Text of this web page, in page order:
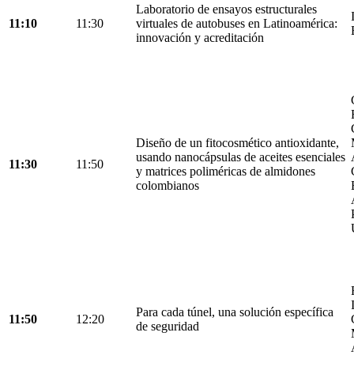
11:10 11:30
Laboratorio de ensayos estructurales
virtuales de autobuses en Latinoamérica:
innovación y acreditación
11:30 11:50
Diseño de un fitocosmético antioxidante,
usando nanocápsulas de aceites esenciales
y matrices poliméricas de almidones
colombianos
11:50 12:20
Para cada túnel, una solución específica
de seguridad